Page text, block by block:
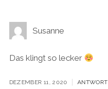
Susanne
Das klingt so lecker
DEZEMBER 11, 2020 ANTWORT